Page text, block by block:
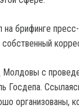
брифинге
с
Госдепа.
организованы,